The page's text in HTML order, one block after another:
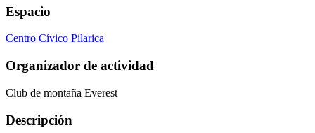
Espacio
Centro Cívico Pilarica
Organizador de actividad
Club de montaña Everest
Descripción